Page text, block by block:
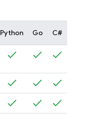
Python Go C#